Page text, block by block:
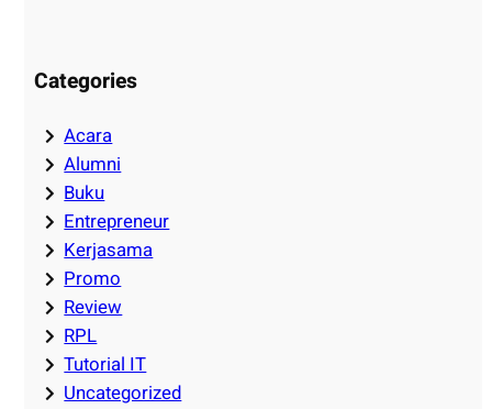
Categories
Acara
Alumni
Buku
Entrepreneur
Kerjasama
Promo
Review
RPL
Tutorial IT
Uncategorized